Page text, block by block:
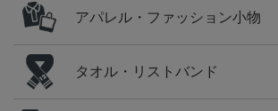
アパレル・ファッション小物
タオル・リストバンド